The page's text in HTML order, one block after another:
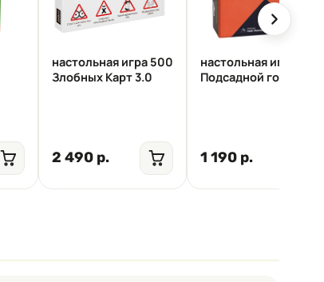
настольная игра 500
Злобных Карт 3.0
2 490 р.
настольная игра
Подсадной голубь
1 190 р.